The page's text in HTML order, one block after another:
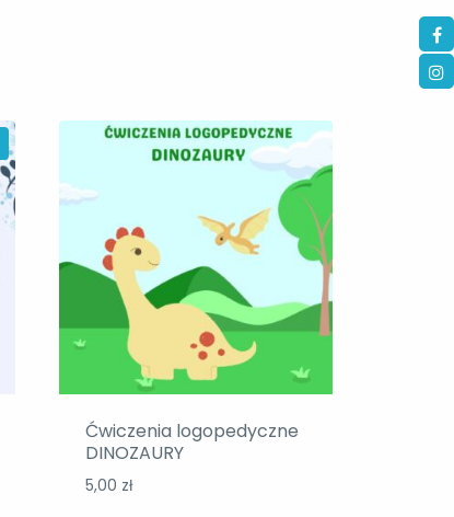
Ćwiczenia logopedyczne
DINOZAURY
5,00 zł